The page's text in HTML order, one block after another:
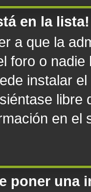
en la lista!
a que la
foro o
instalar
en el
poner una